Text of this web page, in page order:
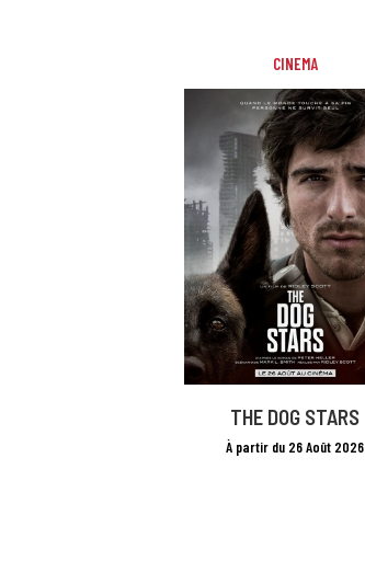
CINEMA
THE DOG STARS
À partir du 26 Août 2026